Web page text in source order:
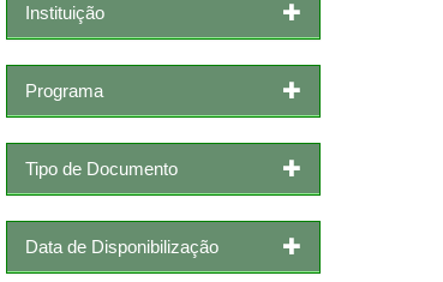
Instituição
Programa
Tipo de Documento
Data de Disponibilização